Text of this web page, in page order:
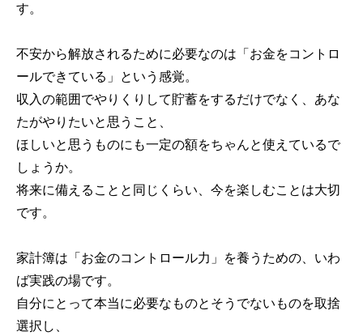
す。
不安から解放されるために必要なのは「お金をコントロ
ールできている」という感覚。
収入の範囲でやりくりして貯蓄をするだけでなく、あな
たがやりたいと思うこと、
ほしいと思うものにも一定の額をちゃんと使えているで
しょうか。
将来に備えることと同じくらい、今を楽しむことは大切
です。
家計簿は「お金のコントロール力」を養うための、いわ
ば実践の場です。
自分にとって本当に必要なものとそうでないものを取捨
選択し、